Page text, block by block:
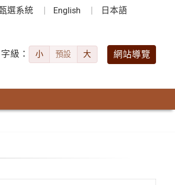
選系統 English 日本語
字級： 小 預設 大 網站導覽